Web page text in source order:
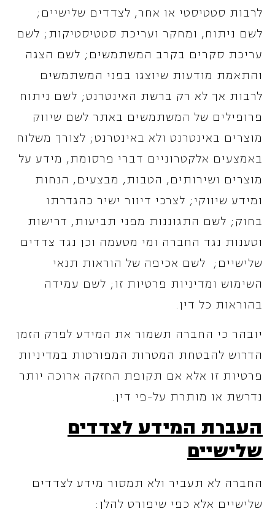
לרבות סטטיסטי או אחר, לצדדים שלישיים;
לשם ניתוח, ומחקר ועריכת סטטיסטיקות; לשם
עריכת סקרים בקרב המשתמשים; לשם הצגה
והתאמת מודעות שיוצגו בפני המשתמשים
לרבות אך לא רק ברשת האינטרנט; לשם ניתוח
פרופילים של המשתמשים באתר לשם שיווק
מוצרים באינטרנט ולא באינטרנט; לצורך משלוח
באמצעים אלקטרוניים דברי פרסומת, מידע על
מוצרים ושירותים, הטבות, מבצעים, הנחות
ומידע שיווקי; לצרכי דיוור ישיר כהגדרתו
בחוק; לשם התגוננות מפני תביעות, דרישות
וטענות נגד החברה ומי מטעמה וכן נגד צדדים
שלישיים; לשם אכיפה של הוראות תנאי
השימוש ומדיניות פרטיות זו; לשם עמידה
בהוראות כל דין.
יובהר כי החברה תשמור את המידע לפרק הזמן
הדרוש להבטחת המטרות המפורטות במדיניות
פרטיות זו אלא אם תקופת החזקה ארוכה יותר
נדרשת או מותרת על-פי דין.
העברת המידע לצדדים
שלישיים
החברה לא תעביר ולא תמסור מידע לצדדים
שלישיים אלא כפי שיפורט להלן: